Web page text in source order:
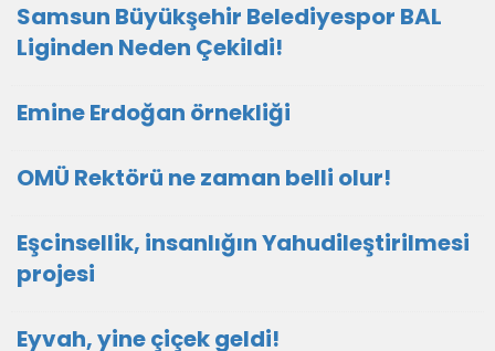
Samsun Büyükşehir Belediyespor BAL
Liginden Neden Çekildi!
Emine Erdoğan örnekliği
OMÜ Rektörü ne zaman belli olur!
Eşcinsellik, insanlığın Yahudileştirilmesi
projesi
Eyvah, yine çiçek geldi!